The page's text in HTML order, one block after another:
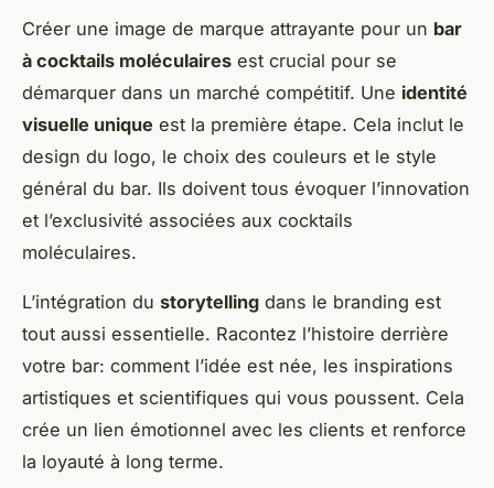
Créer une image de marque attrayante pour un bar
à cocktails moléculaires est crucial pour se
démarquer dans un marché compétitif. Une identité
visuelle unique est la première étape. Cela inclut le
design du logo, le choix des couleurs et le style
général du bar. Ils doivent tous évoquer l’innovation
et l’exclusivité associées aux cocktails
moléculaires.
L’intégration du storytelling dans le branding est
tout aussi essentielle. Racontez l’histoire derrière
votre bar: comment l’idée est née, les inspirations
artistiques et scientifiques qui vous poussent. Cela
crée un lien émotionnel avec les clients et renforce
la loyauté à long terme.